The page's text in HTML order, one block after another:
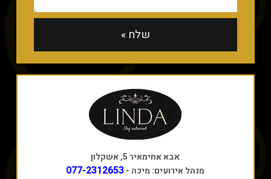
אבא אחימאיר 5, אשקלון
מנהל אירועים: מיכה -077-2312653